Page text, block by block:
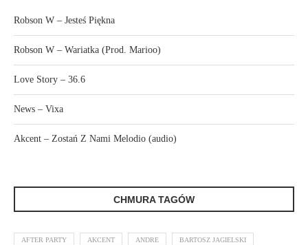
Robson W – Jesteś Piękna
Robson W – Wariatka (Prod. Marioo)
Love Story – 36.6
News – Vixa
Akcent – Zostań Z Nami Melodio (audio)
CHMURA TAGÓW
AFTER PARTY AKCENT ANDRE BARTOSZ JAGIELSKI